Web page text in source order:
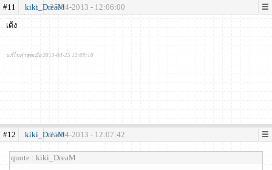
#11 kiki_DreaM25-04-2013 - 12:06:00
เด้ง
แก้ไขล่าสุดเมื่อ 2013-04-25 12:09:10
#12 kiki_DreaM25-04-2013 - 12:07:42
quote : kiki_DreaM